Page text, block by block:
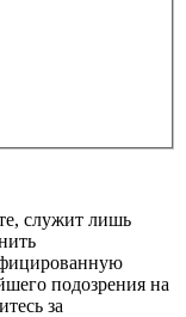
служит лишь
подозрения на
за